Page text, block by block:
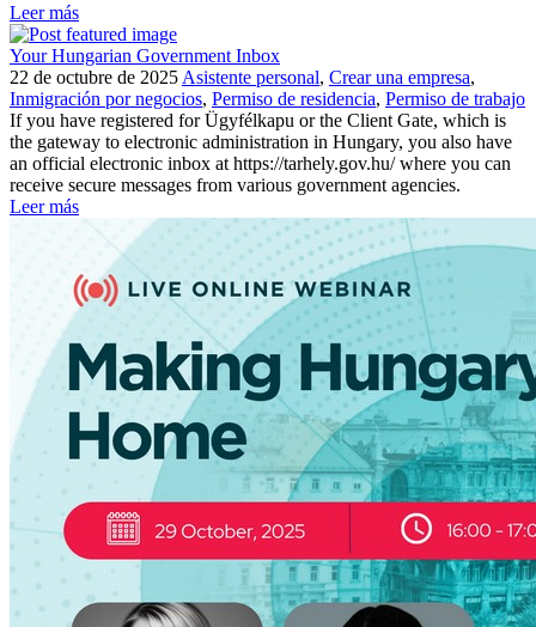
Leer más
Your Hungarian Government Inbox
22 de octubre de 2025 Asistente personal, Crear una empresa,
Inmigración por negocios, Permiso de residencia, Permiso de trabajo
If you have registered for Ügyfélkapu or the Client Gate, which is
the gateway to electronic administration in Hungary, you also have
an official electronic inbox at https://tarhely.gov.hu/ where you can
receive secure messages from various government agencies.
Leer más